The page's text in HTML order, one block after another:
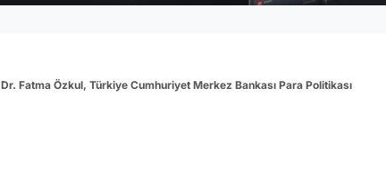
Fatma Özkul, Türkiye Cumhuriyet Merkez Bankası Para Politikası